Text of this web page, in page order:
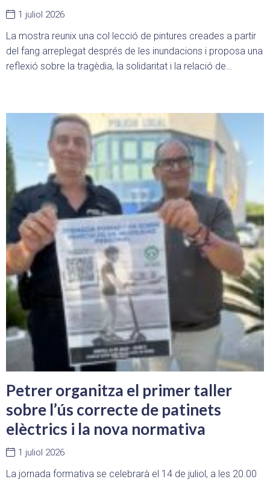
1 juliol 2026
La mostra reunix una col·lecció de pintures creades a partir
del fang arreplegat després de les inundacions i proposa una
reflexió sobre la tragèdia, la solidaritat i la relació de…
Petrer organitza el primer taller
sobre l’ús correcte de patinets
elèctrics i la nova normativa
1 juliol 2026
La jornada formativa se celebrarà el 14 de juliol, a les 20.00